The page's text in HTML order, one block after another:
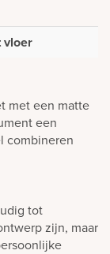
vloer
met een matte
een
combineren
tot
zijn, maar